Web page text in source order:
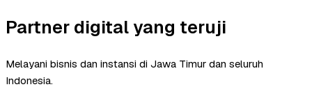
Partner digital yang teruji
Melayani bisnis dan instansi di Jawa Timur dan seluruh
Indonesia.